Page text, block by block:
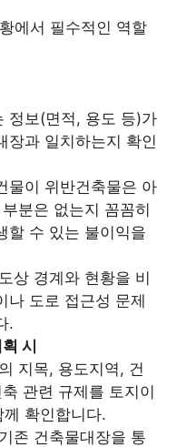
에서 필수적인 역할
정보(면적, 용도 등)가
장과 일치하는지 확인
물이 위반건축물은 아
분은 없는지 꼼꼼히
할 수 있는 불이익을
상 경계와 현황을 비
나 도로 접근성 문제
.
시
지목, 용도지역, 건
관련 규제를 토지이
확인합니다.
존 건축물대장을 통